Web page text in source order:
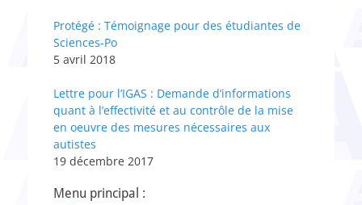
Protégé : Témoignage pour des étudiantes de
Sciences-Po
5 avril 2018
Lettre pour l’IGAS : Demande d’informations
quant à l’effectivité et au contrôle de la mise
en oeuvre des mesures nécessaires aux
autistes
19 décembre 2017
Menu principal :